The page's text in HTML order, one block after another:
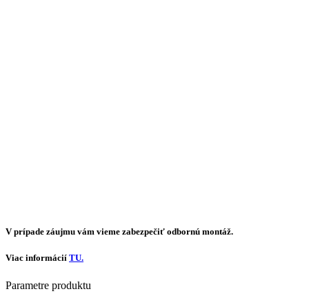
V prípade záujmu vám vieme zabezpečiť odbornú montáž.
Viac informácií TU.
Parametre produktu